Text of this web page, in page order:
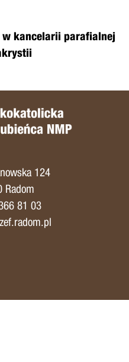
kancelarii parafialnej
124
Radom
81 03